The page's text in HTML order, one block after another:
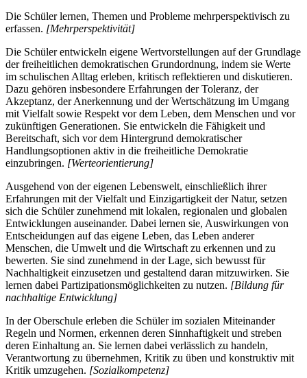
Die Schüler lernen, Themen und Probleme mehrperspektivisch zu
erfassen. [Mehrperspektivität]
Die Schüler entwickeln eigene Wertvorstellungen auf der Grundlage
der freiheitlichen demokratischen Grundordnung, indem sie Werte
im schulischen Alltag erleben, kritisch reflektieren und diskutieren.
Dazu gehören insbesondere Erfahrungen der Toleranz, der
Akzeptanz, der Anerkennung und der Wertschätzung im Umgang
mit Vielfalt sowie Respekt vor dem Leben, dem Menschen und vor
zukünftigen Generationen. Sie entwickeln die Fähigkeit und
Bereitschaft, sich vor dem Hintergrund demokratischer
Handlungsoptionen aktiv in die freiheitliche Demokratie
einzubringen. [Werteorientierung]
Ausgehend von der eigenen Lebenswelt, einschließlich ihrer
Erfahrungen mit der Vielfalt und Einzigartigkeit der Natur, setzen
sich die Schüler zunehmend mit lokalen, regionalen und globalen
Entwicklungen auseinander. Dabei lernen sie, Auswirkungen von
Entscheidungen auf das eigene Leben, das Leben anderer
Menschen, die Umwelt und die Wirtschaft zu erkennen und zu
bewerten. Sie sind zunehmend in der Lage, sich bewusst für
Nachhaltigkeit einzusetzen und gestaltend daran mitzuwirken. Sie
lernen dabei Partizipationsmöglichkeiten zu nutzen. [Bildung für
nachhaltige Entwicklung]
In der Oberschule erleben die Schüler im sozialen Miteinander
Regeln und Normen, erkennen deren Sinnhaftigkeit und streben
deren Einhaltung an. Sie lernen dabei verlässlich zu handeln,
Verantwortung zu übernehmen, Kritik zu üben und konstruktiv mit
Kritik umzugehen. [Sozialkompetenz]